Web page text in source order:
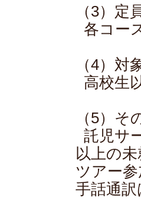
（3）定
各コー
（4）対
高校生
（5）そ
託児サ
以上の
ツアー
手話通